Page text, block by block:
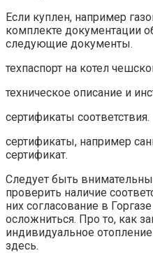
Если куплен, например
комплекте документации
следующие документы.
техпаспорт на котел
техническое описание и
сертификаты соответствия.
сертификаты, например
сертификат.
Следует быть
проверить наличие
них согласование в
осложниться. Про то, как
индивидуальное
здесь.